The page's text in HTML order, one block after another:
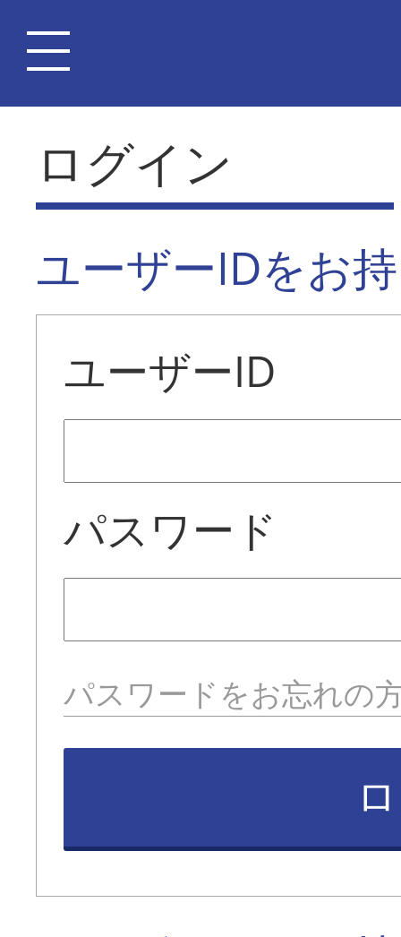
ログイン
ユーザーIDをお
ユーザーID
パスワード
パスワードをお忘れの